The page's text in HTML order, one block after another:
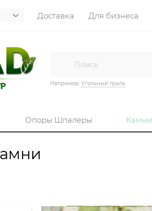
Доставка Для бизнеса
Например: Угольный гриль
Опоры Шпалеры Камни